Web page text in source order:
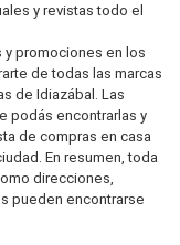
y revistas todo el
promociones en los
de todas las marcas
de Idiazábal. Las
podás encontrarlas y
de compras en casa
En resumen, toda
direcciones,
pueden encontrarse